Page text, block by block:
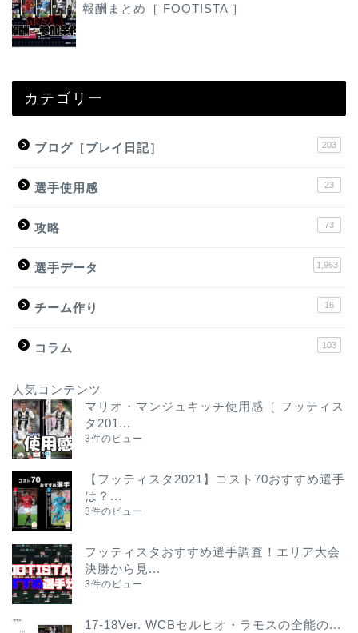
報酬まとめ［ FOOTISTA ］
カテゴリー
ブログ［プレイ日記］ 203
選手使用感 23
攻略 73
選手データ 1,963
チーム作り 16
コラム 103
人気コンテンツ
マリオ・マンジュキッチ使用感［ フッティス
タ201...
3件のビュー
【フッティスタ2021】コスト70おすすめ選手
は？...
3件のビュー
フッティスタおすすめ選手調査！エリア大会
決勝から見...
3件のビュー
17-18Ver. WCBセルヒオ・ラモスの全能の...